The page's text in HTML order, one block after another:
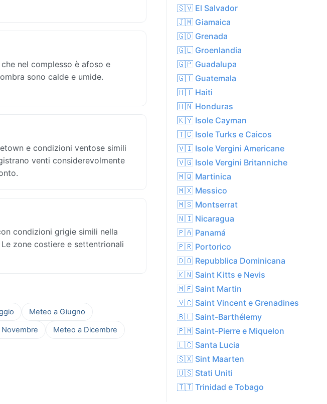
nel complesso è afoso e
sono calde e umide.
e condizioni ventose simili
venti considerevolmente
condizioni grigie simili nella
zone costiere e settentrionali
Meteo a Giugno
Meteo a Dicembre
🇸🇻 El Salvador
🇯🇲 Giamaica
🇬🇩 Grenada
🇬🇱 Groenlandia
🇬🇵 Guadalupa
🇬🇹 Guatemala
🇭🇹 Haiti
🇭🇳 Honduras
🇰🇾 Isole Cayman
🇹🇨 Isole Turks e Caicos
🇻🇮 Isole Vergini Americane
🇻🇬 Isole Vergini Britanniche
🇲🇶 Martinica
🇲🇽 Messico
🇲🇸 Montserrat
🇳🇮 Nicaragua
🇵🇦 Panamá
🇵🇷 Portorico
🇩🇴 Repubblica Dominicana
🇰🇳 Saint Kitts e Nevis
🇲🇫 Saint Martin
🇻🇨 Saint Vincent e Grenadines
🇧🇱 Saint-Barthélemy
🇵🇲 Saint-Pierre e Miquelon
🇱🇨 Santa Lucia
🇸🇽 Sint Maarten
🇺🇸 Stati Uniti
🇹🇹 Trinidad e Tobago